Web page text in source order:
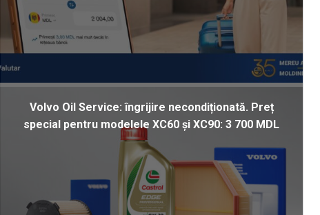
Volvo Oil Service: îngrijire necondiționată. Preț
special pentru modelele XC60 și XC90: 3 700 MDL